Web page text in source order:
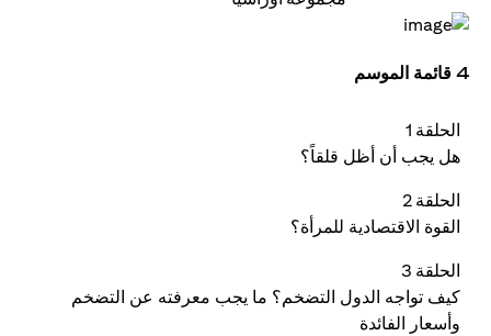
4 قائمة الموسم
الحلقة 1
هل يجب أن أظل قلقاً؟
الحلقة 2
القوة الاقتصادية للمرأة؟
الحلقة 3
كيف تواجه الدول التضخم؟ ما يجب معرفته عن التضخم
وأسعار الفائدة